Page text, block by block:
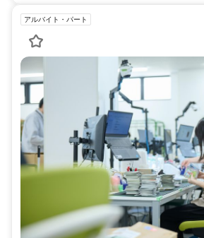
アルバイト・パート